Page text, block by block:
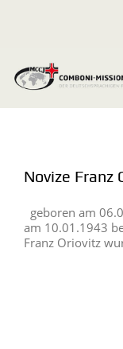
Novize
geboren am
am 10.01.1943
Franz Oriovitz